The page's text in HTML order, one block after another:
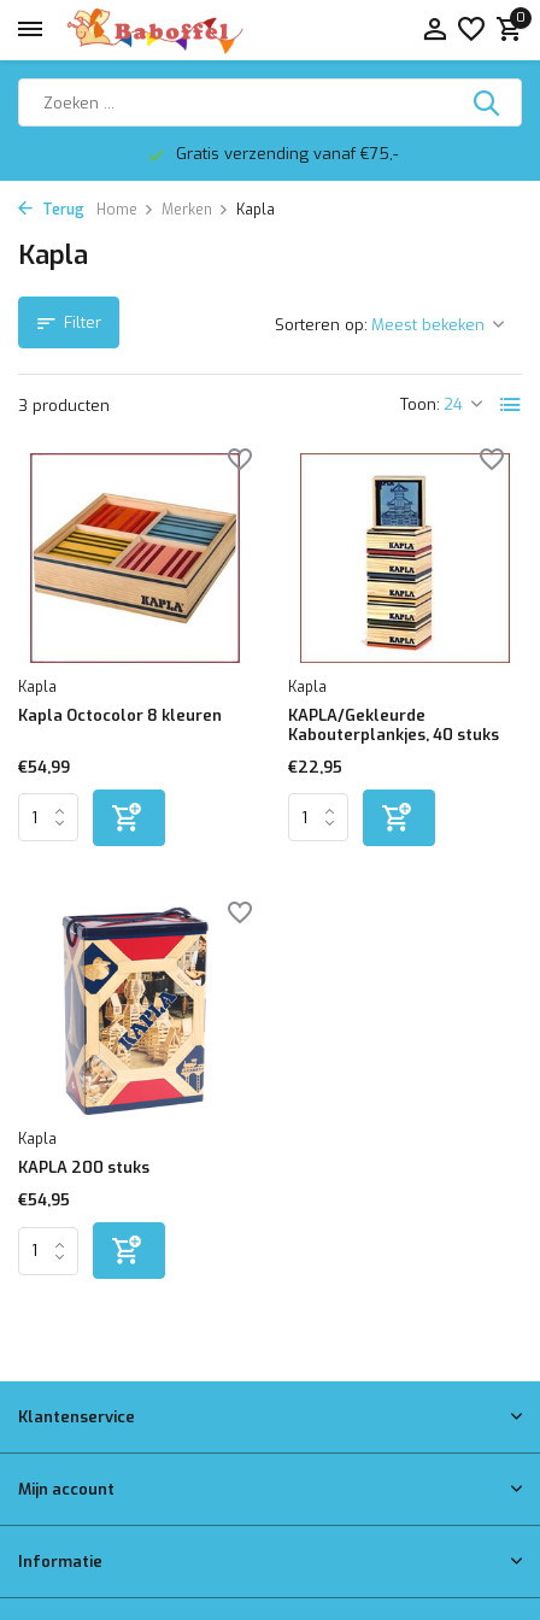
0
Gratis verzending vanaf €75,-
Terug Home Merken Kapla
Kapla
Filter
3 producten Toon:
Sorteren op:
Kapla
Kapla Octocolor 8 kleuren
€54,99
Kapla
KAPLA/Gekleurde
Kabouterplankjes, 40 stuks
€22,95
Kapla
KAPLA 200 stuks
€54,95
Klantenservice
Mijn account
Informatie